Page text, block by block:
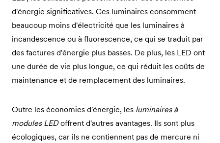
d'énergie significatives. Ces luminaires consomment
beaucoup moins d'électricité que les luminaires à
incandescence ou à fluorescence, ce qui se traduit par
des factures d'énergie plus basses. De plus, les LED ont
une durée de vie plus longue, ce qui réduit les coûts de
maintenance et de remplacement des luminaires.
Outre les économies d'énergie, les luminaires à
modules LEDoffrent d'autres avantages. Ils sont plus
écologiques, car ils ne contiennent pas de mercure ni